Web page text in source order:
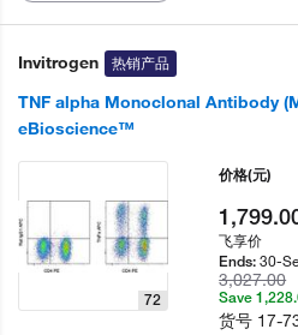
Invitrogen 热销产品
TNF alpha Monoclonal Antibody
eBioscience™
72
价格(元)
飞享价
Ends:30-
3,027.00
Save
货号 17-